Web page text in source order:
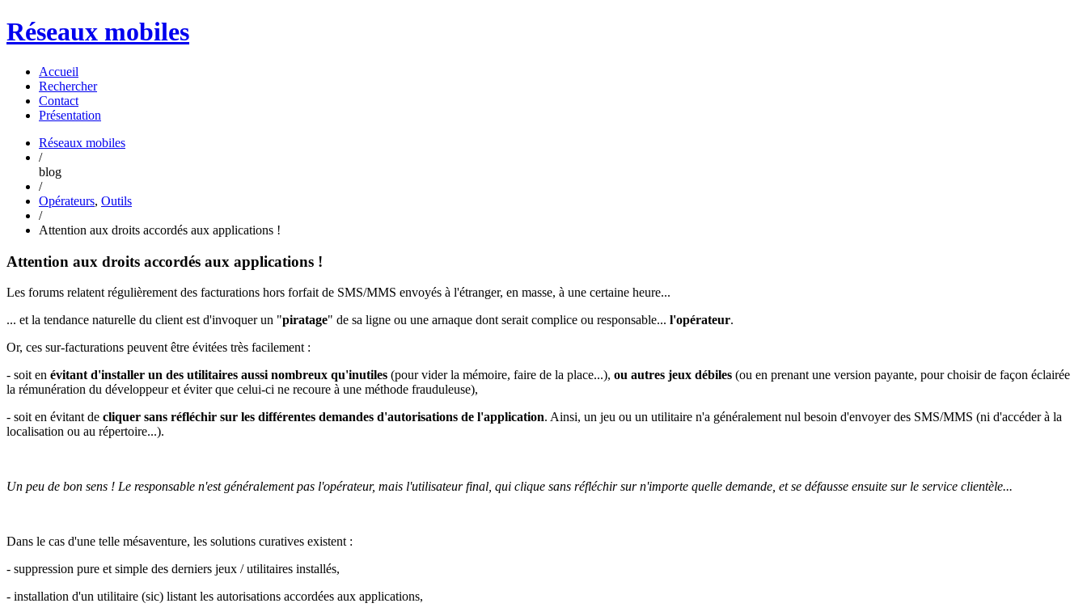
Réseaux mobiles
Accueil
Rechercher
Contact
Présentation
Réseaux mobiles
/
blog
/
Opérateurs, Outils
/
Attention aux droits accordés aux applications !
Attention aux droits accordés aux applications !
Les forums relatent régulièrement des facturations hors forfait de SMS/MMS envoyés à l'étranger, en masse, à une certaine heure...
... et la tendance naturelle du client est d'invoquer un "piratage" de sa ligne ou une arnaque dont serait complice ou responsable... l'opérateur.
Or, ces sur-facturations peuvent être évitées très facilement :
- soit en évitant d'installer un des utilitaires aussi nombreux qu'inutiles (pour vider la mémoire, faire de la place...), ou autres jeux débiles (ou en prenant une version payante, pour choisir de façon éclairée
la rémunération du développeur et éviter que celui-ci ne recoure à une méthode frauduleuse),
- soit en évitant de cliquer sans réfléchir sur les différentes demandes d'autorisations de l'application. Ainsi, un jeu ou un utilitaire n'a généralement nul besoin d'envoyer des SMS/MMS (ni d'accéder à la
localisation ou au répertoire...).
Un peu de bon sens ! Le responsable n'est généralement pas l'opérateur, mais l'utilisateur final, qui clique sans réfléchir sur n'importe quelle demande, et se défausse ensuite sur le service clientèle...
Dans le cas d'une telle mésaventure, les solutions curatives existent :
- suppression pure et simple des derniers jeux / utilitaires installés,
- installation d'un utilitaire (sic) listant les autorisations accordées aux applications,